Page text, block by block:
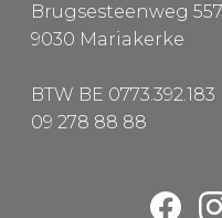
Brugsesteenweg 557
9030 Mariakerke
BTW BE 0773.392.183
09 278 88 88